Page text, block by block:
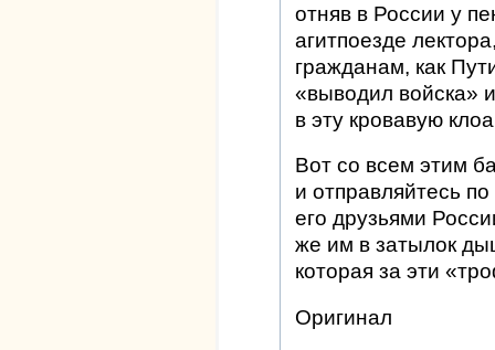
отняв в России у
агитпоезде
гражданам, как
«выводил войска»
в эту кровавую
Вот со всем этим
и отправляйтесь
его друзьями
же им в затылок
которая за эти
Оригинал